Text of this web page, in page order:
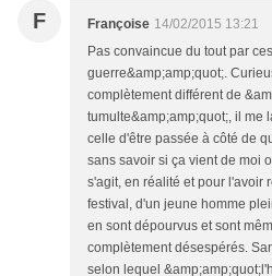
F Françoise 14/02/2015 13:21
Pas convaincue du tout par
guerre&amp;amp;quot;.
complètement différent de
tumulte&amp;amp;quot;, il me
celle d'être passée à côté de
sans savoir si ça vient de moi
s'agit, en réalité et pour l'avoir
festival, d'un jeune homme
en sont dépourvus et sont
complètement désespérés.
selon lequel